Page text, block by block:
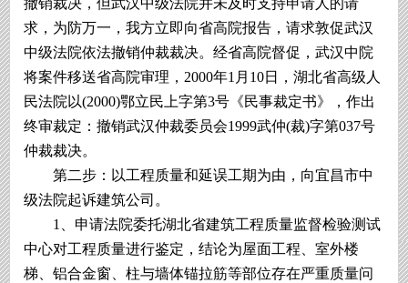
求，为防万一，我方立即向省高院报告，请求敦促武汉
中级法院依法撤销仲裁裁决。经省高院督促，武汉中院
将案件移送省高院审理，2000年1月10日，湖北省高级人
民法院以(2000)鄂立民上字第3号《民事裁定书》，作出
终审裁定：撤销武汉仲裁委员会1999武仲(裁)字第037号
仲裁裁决。
第二步：以工程质量和延误工期为由，向宜昌市中
级法院起诉建筑公司。
1、申请法院委托湖北省建筑工程质量监督检验测试
中心对工程质量进行鉴定，结论为屋面工程、室外楼
梯、铝合金窗、柱与墙体锚拉筋等部位存在严重质量问